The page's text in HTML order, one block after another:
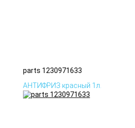
parts 1230971633
АНТИФРИЗ красный 1л.